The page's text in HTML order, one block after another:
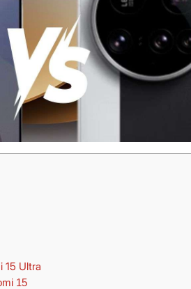
15 Ultra
15